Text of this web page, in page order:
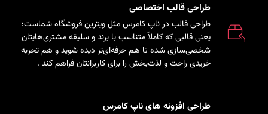
طراحی قالب اختصاصی
طراحی قالب در ناپ کامرس مثل ویترین فروشگاه شماست؛
یعنی قالبی که کاملاً متناسب با برند و سلیقه مشتری‌هایتان
شخصی‌سازی شده تا هم حرفه‌ای‌تر دیده شوید و هم تجربه
خریدی راحت و لذت‌بخش را برای کاربرانتان فراهم کند .
طراحی افزونه های ناپ کامرس